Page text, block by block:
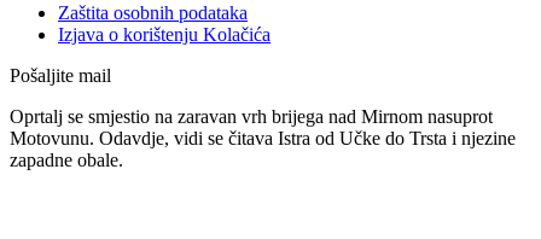
Zaštita osobnih podataka
Izjava o korištenju Kolačića
Pošaljite mail
Oprtalj se smjestio na zaravan vrh brijega nad Mirnom nasuprot
Motovunu. Odavdje, vidi se čitava Istra od Učke do Trsta i njezine
zapadne obale.